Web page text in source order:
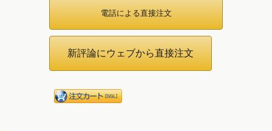
電話による直接注文